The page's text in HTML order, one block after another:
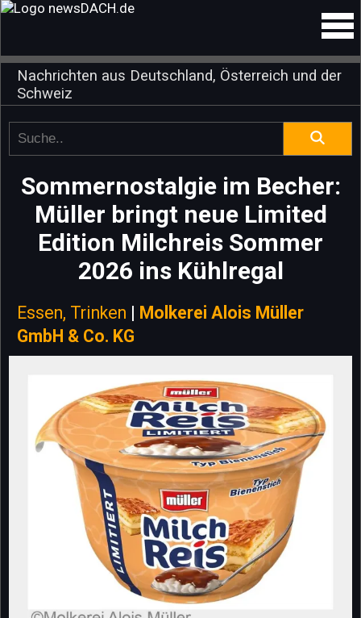
Nachrichten aus Deutschland, Österreich und der
Schweiz
Sommernostalgie im Becher:
Müller bringt neue Limited
Edition Milchreis Sommer
2026 ins Kühlregal
Essen, Trinken | Molkerei Alois Müller
GmbH & Co. KG